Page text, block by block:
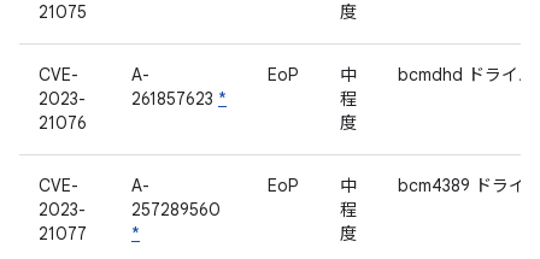
21075
度
CVE-
2023-
21076
A-
261857623 *
EoP
中
程
度
bcmdhd ドライバ
CVE-
2023-
21077
A-
257289560
*
EoP
中
程
度
bcm4389 ドライ